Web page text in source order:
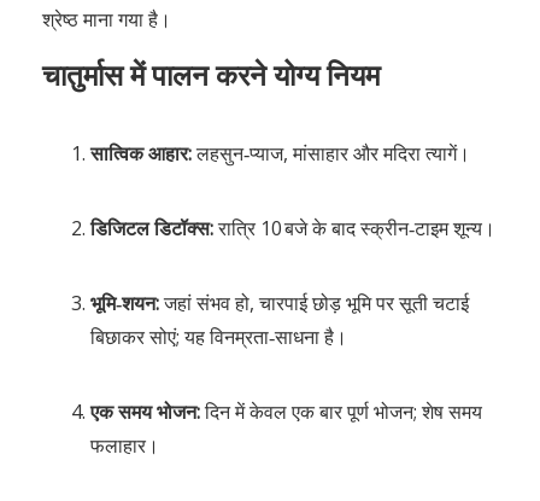
श्रेष्ठ माना गया है।
चातुर्मास में पालन करने योग्य नियम
सात्विक आहार:लहसुन‑प्याज, मांसाहार और मदिरा त्यागें।
डिजिटल डिटॉक्स:रात्रि 10 बजे के बाद स्क्रीन‑टाइम शून्य।
भूमि‑शयन:जहां संभव हो, चारपाई छोड़ भूमि पर सूती चटाई
बिछाकर सोएं; यह विनम्रता‑साधना है।
एक समय भोजन:दिन में केवल एक बार पूर्ण भोजन; शेष समय
फलाहार।